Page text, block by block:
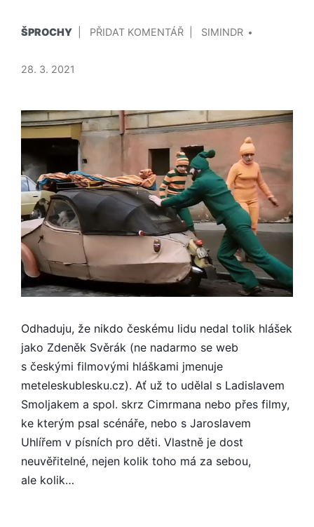
V
ŠPROCHY PŘIDAT KOMENTÁŘNA
BUDITEL
MÝTICKÉHO
ČEŠSTVÍ
ANEB
PANU
UČITELI
S
LÁSKOU
SIMINDR
28. 3. 2021
Odhaduju, že nikdo českému lidu nedal tolik hlášek
jako Zdeněk Svěrák (ne nadarmo se web
s českými filmovými hláškami jmenuje
meteleskubles­ku.cz). Ať už to udělal s Ladislavem
Smoljakem a spol. skrz Cimrmana nebo přes filmy,
ke kterým psal scénáře, nebo s Jaroslavem
Uhlířem v písních pro děti. Vlastně je dost
neuvěřitelné, nejen kolik toho má za sebou,
ale kolik…